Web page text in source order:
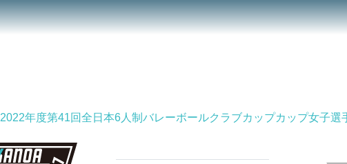
2022年度第41回全日本6人制バレーボールクラブカップカップ女子選